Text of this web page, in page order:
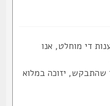
מוחלט, אנו
יזוכה במלוא